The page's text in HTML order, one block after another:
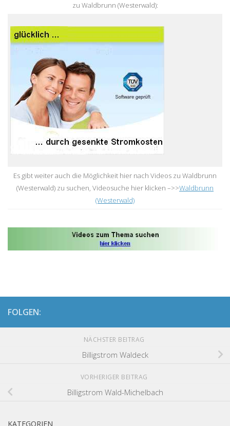
zu Waldbrunn (Westerwald):
Es gibt weiter auch die Möglichkeit hier nach Videos zu Waldbrunn
(Westerwald) zu suchen, Videosuche hier klicken –>>Waldbrunn
(Westerwald)
FOLGEN:
NÄCHSTER BEITRAG
Billigstrom Waldeck
VORHERIGER BEITRAG
Billigstrom Wald-Michelbach
KATEGORIEN